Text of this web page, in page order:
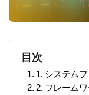
目次
1. 1. システム
2. 2. フレーム